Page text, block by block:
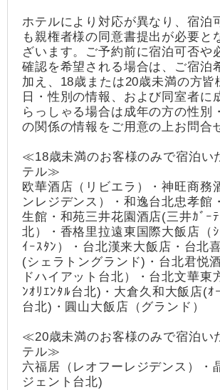
ホテルにより対応が異なり、宿泊
も親権者様の同意書提出が必要と
ざいます。ご予約前に宿泊可否や
確認を希望される場合は、ご宿泊
加え、18歳または20歳未満の方皆
日・性別の情報、および同室者に
らっしゃる場合は成年の方の性別
の関係の情報をご用意の上お問合
≪18歳未満のお客様のみで宿泊い
テル≫
欧華酒店（リビエラ）・神旺商務
ンレジデンス）・和逸台北忠孝館
生館・和苑三井花園酒店(三井ｶﾞｰ
北）・香格里拉遠東国際大飯店（
ｲｰｽﾀﾝ）・台北漢来大飯店・台北
(シェラトングランド)・台北君悦
ドハイアット台北）・台北文華東
ﾝｵﾘｴﾝﾀﾙ台北)・大倉久和大飯店(ｵ
台北)・圓山大飯店（グランド）
≪20歳未満のお客様のみで宿泊い
テル≫
六福居（レオフーレジデンス）・
ジェント台北)